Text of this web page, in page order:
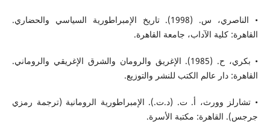
• الناصري، س. (1998). تاريخ الإمبراطورية السياسي والحضاري.
القاهرة: كلية الآداب، جامعة القاهرة.
• بكري، ح. (1985). الإغريق والرومان والشرق الإغريقي والروماني.
القاهرة: دار عالم الكتب للنشر والتوزيع.
• تشارلز وورث، أ. ت. (د.ت.). الإمبراطورية الرومانية (ترجمة رمزي
جرجس). القاهرة: مكتبة الأسرة.